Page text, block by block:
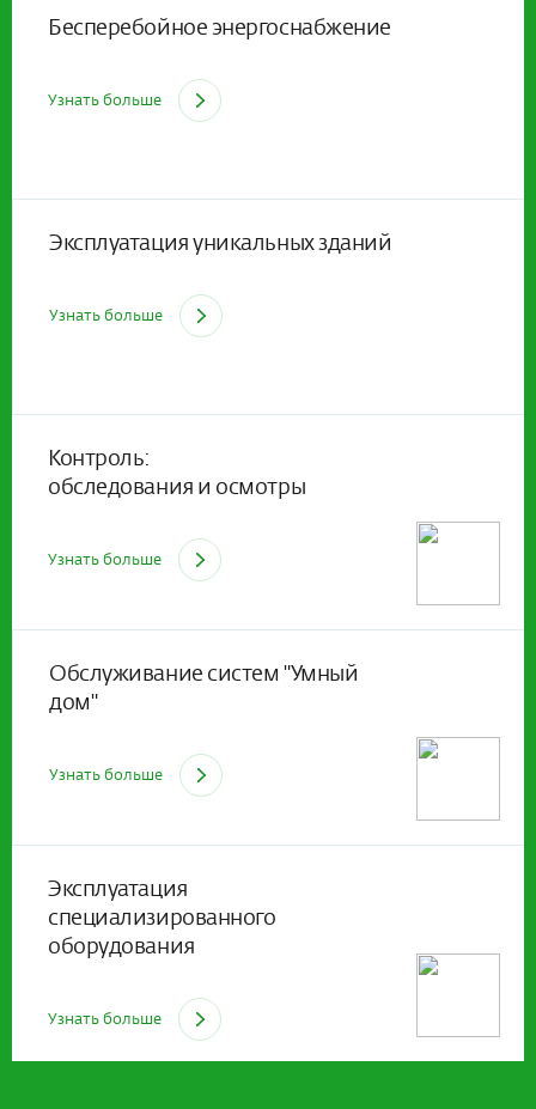
Бесперебойное энергоснабжение
Узнать больше
Эксплуатация уникальных зданий
Узнать больше
Контроль:
обследования и осмотры
Узнать больше
Обслуживание систем "Умный
дом"
Узнать больше
Эксплуатация
специализированного
оборудования
Узнать больше